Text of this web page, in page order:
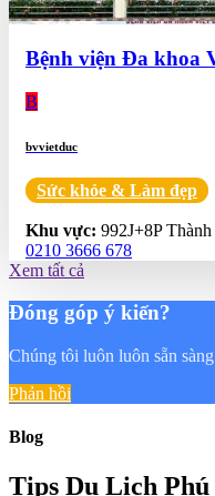
Bệnh viện Đa khoa
B
bvvietduc
Sức khỏe & Làm đẹp
Khu vực: 992J+8P
0210 3666 678
Xem tất cả
Đóng góp ý kiến?
Chúng tôi luôn luôn sẵn
Phản hồi
Blog
Tips Du Lịch Phú